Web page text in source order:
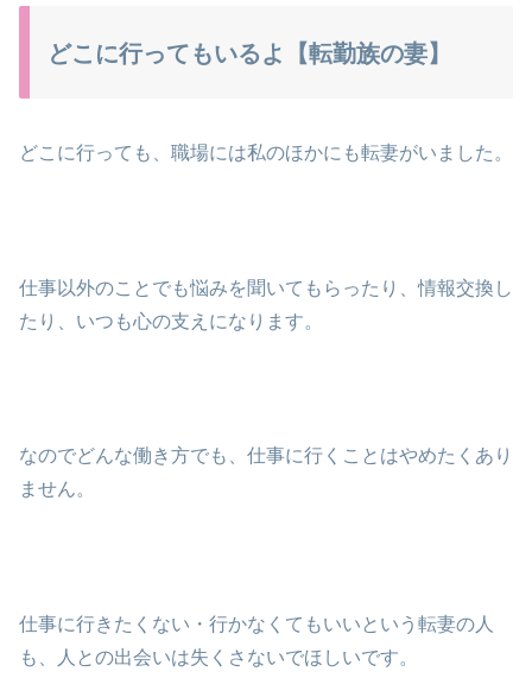
どこに行ってもいるよ【転勤族の妻】
どこに行っても、職場には私のほかにも転妻がいました。
仕事以外のことでも悩みを聞いてもらったり、情報交換し
たり、いつも心の支えになります。
なのでどんな働き方でも、仕事に行くことはやめたくあり
ません。
仕事に行きたくない・行かなくてもいいという転妻の人
も、人との出会いは失くさないでほしいです。